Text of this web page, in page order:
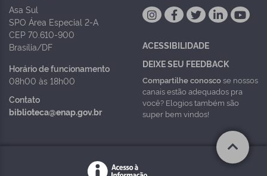
Asa Sul
SPO Área Especial 2-A
CEP 70.610-900
Brasília/DF
Horário de funcionamento
08h00 às 18h00
Contato
biblioteca@enap.gov.br
ACESSIBILIDADE
DEIXE SEU FEEDBACK
Compartilhe conoscose nossos
canais estão adequados pra
você? Elogios também são
super bem vindos!